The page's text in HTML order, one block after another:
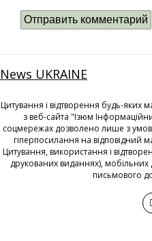
News UKRAINE
Цитування і відтворення будь-яких
з веб-сайта "Ізюм
соцмережах дозволено лише з
гіперпосилання на відповідний
Цитування, використання і
друкованих виданнях), мобільних
письмового